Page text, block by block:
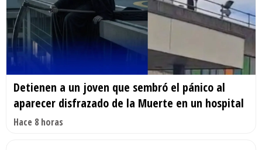
Detienen a un joven que sembró el pánico al
aparecer disfrazado de la Muerte en un hospital
Hace 8 horas